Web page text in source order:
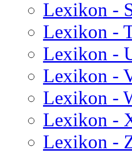
Lexikon -
Lexikon -
Lexikon -
Lexikon -
Lexikon -
Lexikon -
Lexikon -